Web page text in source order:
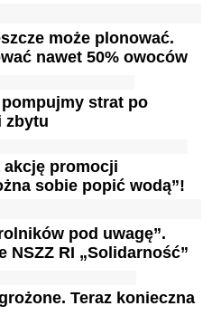
może plonować.
nawet 50% owoców
strat po
zbytu
akcję promocji
sobie popić wodą”!
pod uwagę”.
NSZZ RI „Solidarność”
Teraz konieczna